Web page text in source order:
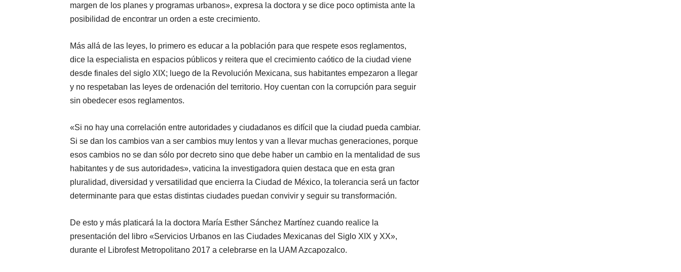
margen de los planes y programas urbanos», expresa la doctora y se dice poco optimista ante la
posibilidad de encontrar un orden a este crecimiento.
Más allá de las leyes, lo primero es educar a la población para que respete esos reglamentos,
dice la especialista en espacios públicos y reitera que el crecimiento caótico de la ciudad viene
desde finales del siglo XIX; luego de la Revolución Mexicana, sus habitantes empezaron a llegar
y no respetaban las leyes de ordenación del territorio. Hoy cuentan con la corrupción para seguir
sin obedecer esos reglamentos.
«Si no hay una correlación entre autoridades y ciudadanos es difícil que la ciudad pueda cambiar.
Si se dan los cambios van a ser cambios muy lentos y van a llevar muchas generaciones, porque
esos cambios no se dan sólo por decreto sino que debe haber un cambio en la mentalidad de sus
habitantes y de sus autoridades», vaticina la investigadora quien destaca que en esta gran
pluralidad, diversidad y versatilidad que encierra la Ciudad de México, la tolerancia será un factor
determinante para que estas distintas ciudades puedan convivir y seguir su transformación.
De esto y más platicará la la doctora María Esther Sánchez Martínez cuando realice la
presentación del libro «Servicios Urbanos en las Ciudades Mexicanas del Siglo XIX y XX»,
durante el Librofest Metropolitano 2017 a celebrarse en la UAM Azcapozalco.